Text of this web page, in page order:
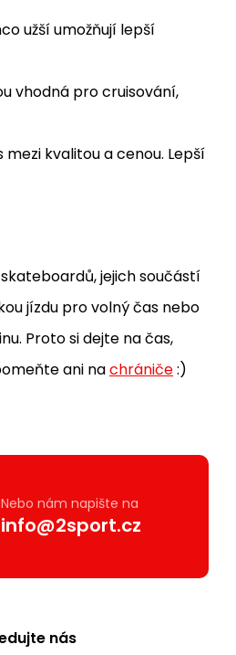
užší umožňují lepší
vhodná pro cruisování,
kvalitou a cenou. Lepší
jejich součástí
jízdu pro volný čas nebo
Proto si dejte na čas,
ani nachrániče:)
Nebo nám napište na
info@2sport.cz
nás